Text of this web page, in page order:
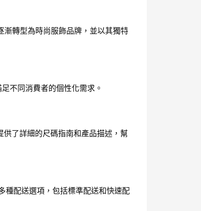
漸轉型為時尚服飾品牌，並以其獨特
不同消費者的個性化需求。
了詳細的尺碼指南和產品描述，幫
種配送選項，包括標準配送和快速配